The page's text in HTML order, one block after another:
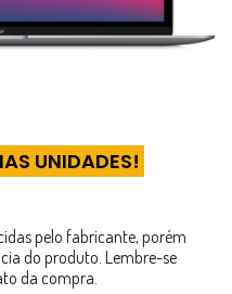
UNIDADES!
pelo fabricante, porém
do produto. Lembre-se
da compra.